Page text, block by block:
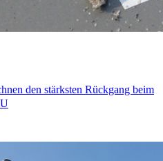
den stärksten Rückgang beim